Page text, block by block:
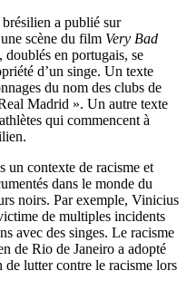
a publié sur
scène du film Very Bad
doublés en portugais, se
d’un singe. Un texte
du nom des clubs de
Madrid ». Un autre texte
qui commencent à
un contexte de racisme et
dans le monde du
noirs. Par exemple, Vinicius
de multiples incidents
avec des singes. Le racisme
de Rio de Janeiro a adopté
lutter contre le racisme lors